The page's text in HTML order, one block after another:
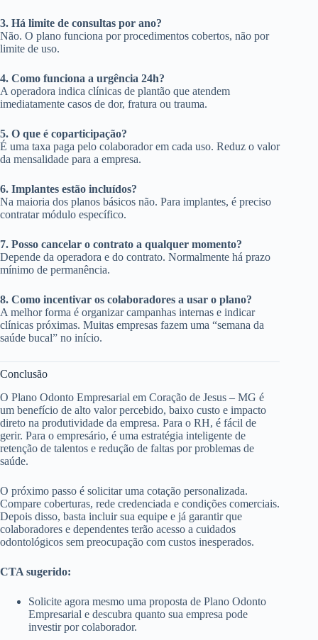
3. Há limite de consultas por ano?
Não. O plano funciona por procedimentos cobertos, não por
limite de uso.
4. Como funciona a urgência 24h?
A operadora indica clínicas de plantão que atendem
imediatamente casos de dor, fratura ou trauma.
5. O que é coparticipação?
É uma taxa paga pelo colaborador em cada uso. Reduz o valor
da mensalidade para a empresa.
6. Implantes estão incluídos?
Na maioria dos planos básicos não. Para implantes, é preciso
contratar módulo específico.
7. Posso cancelar o contrato a qualquer momento?
Depende da operadora e do contrato. Normalmente há prazo
mínimo de permanência.
8. Como incentivar os colaboradores a usar o plano?
A melhor forma é organizar campanhas internas e indicar
clínicas próximas. Muitas empresas fazem uma “semana da
saúde bucal” no início.
Conclusão
O Plano Odonto Empresarial em Coração de Jesus – MG é
um benefício de alto valor percebido, baixo custo e impacto
direto na produtividade da empresa. Para o RH, é fácil de
gerir. Para o empresário, é uma estratégia inteligente de
retenção de talentos e redução de faltas por problemas de
saúde.
O próximo passo é solicitar uma cotação personalizada.
Compare coberturas, rede credenciada e condições comerciais.
Depois disso, basta incluir sua equipe e já garantir que
colaboradores e dependentes terão acesso a cuidados
odontológicos sem preocupação com custos inesperados.
CTA sugerido:
Solicite agora mesmo uma proposta de Plano Odonto
Empresarial e descubra quanto sua empresa pode
investir por colaborador.